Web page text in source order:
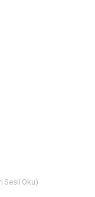
Sesli Oku)